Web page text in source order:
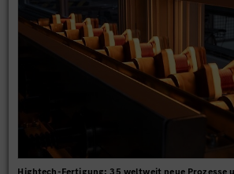
Hightech-Fertigung: 35 weltweit neue Prozesse